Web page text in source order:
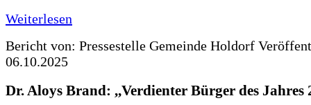
Weiterlesen
Bericht von: Pressestelle Gemeinde Holdorf
06.10.2025
Dr. Aloys Brand: ,,Verdienter Bürger des Jahres